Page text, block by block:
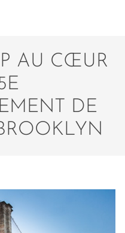
AU CŒUR
DE